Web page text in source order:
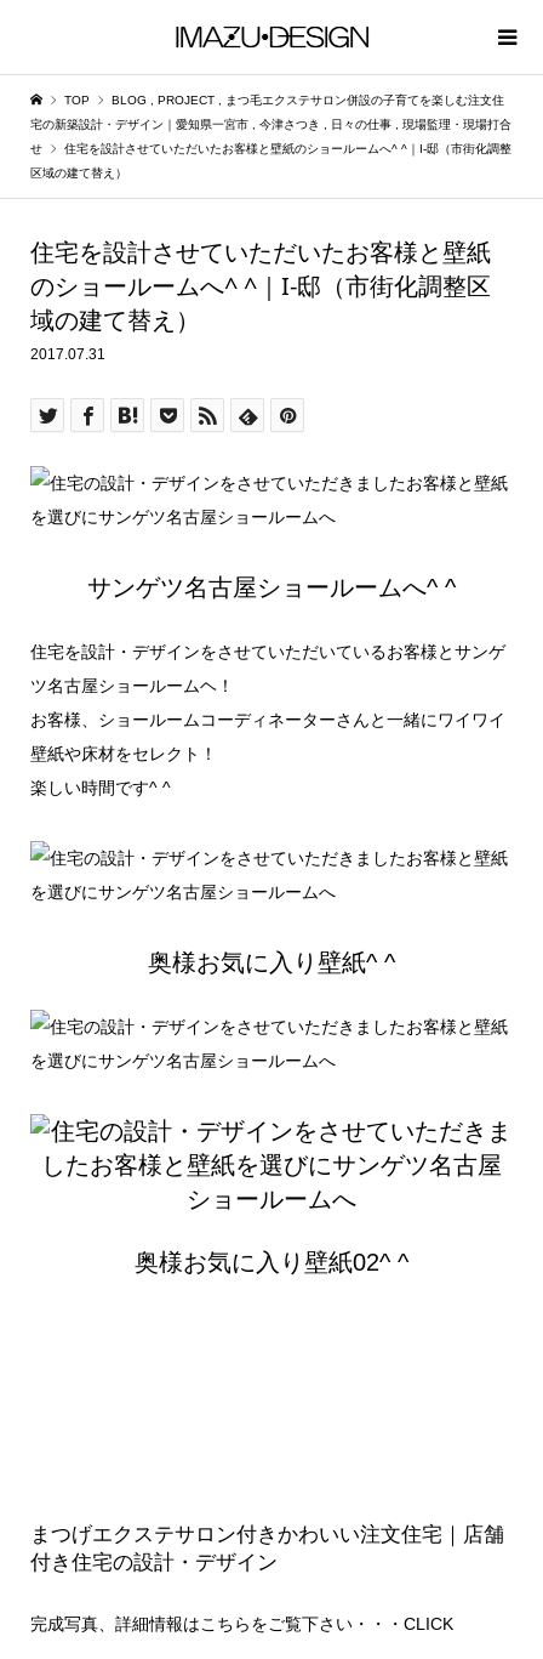
TOP BLOG PROJECT
まつ毛エクステサロン併設の子育てを楽しむ注文住
宅の新築設計・デザイン｜愛知県一宮市
今津さつき 日々の仕事
現場監理・現場打合
せ
住宅を設計させていただいたお客様と壁紙のショールームへ^ ^｜I-邸（市街化調整
区域の建て替え）
住宅を設計させていただいたお客様と壁紙
のショールームへ^ ^｜I-邸（市街化調整区
域の建て替え）
2017.07.31
サンゲツ名古屋ショールームへ^ ^
住宅を設計・デザインをさせていただいているお客様とサンゲ
ツ名古屋ショールームヘ！
お客様、ショールームコーディネーターさんと一緒にワイワイ
壁紙や床材をセレクト！
楽しい時間です^ ^
奥様お気に入り壁紙^ ^
奥様お気に入り壁紙02^ ^
まつげエクステサロン付きかわいい注文住宅｜店舗
付き住宅の設計・デザイン
完成写真、詳細情報はこちらをご覧下さい・・・ CLICK